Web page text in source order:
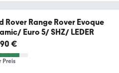
Rover Range Rover Evoque
Euro 5/ SHZ/ LEDER
€
Preis